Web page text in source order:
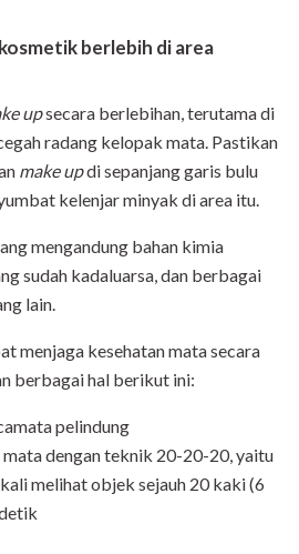
berlebih di area
upsecara berlebihan, terutama di
radang kelopak mata. Pastikan
make updi sepanjang garis bulu
kelenjar minyak di area itu.
mengandung bahan kimia
sudah kadaluarsa, dan berbagai
lain.
menjaga kesehatan mata secara
berbagai hal berikut ini:
pelindung
dengan teknik 20-20-20, yaitu
melihat objek sejauh 20 kaki (6